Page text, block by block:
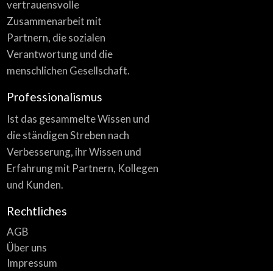
vertrauensvolle
Zusammenarbeit mit
Partnern, die sozialen
Verantwortung und die
menschlichen Gesellschaft.
Professionalismus
Ist das gesammelte Wissen und
die ständigen Streben nach
Verbesserung, ihr Wissen und
Erfahrung mit Partnern, Kollegen
und Kunden.
Rechtliches
AGB
Über uns
Impressum